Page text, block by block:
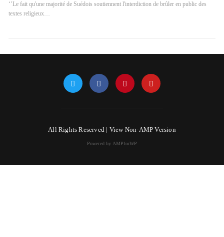
‘’Le fait qu'une majorité de Suédois soutiennent l'interdiction de brûler en public des
textes religieux…
All Rights Reserved | View Non-AMP Version
Powered by AMPforWP